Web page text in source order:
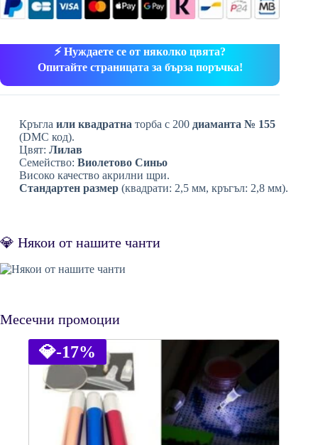
⚡ Нуждаете се от няколко цвята?
Опитайте страницата за бърза поръчка!
Кръгла или квадратна торба с 200 диаманта № 155
(DMC код).
Цвят: Лилав
Семейство: Виолетово Синьо
Високо качество акрилни щри.
Стандартен размер(квадрати: 2,5 мм, кръгъл: 2,8 мм).
💎 Някои от нашите чанти
Месечни промоции
💎-17%